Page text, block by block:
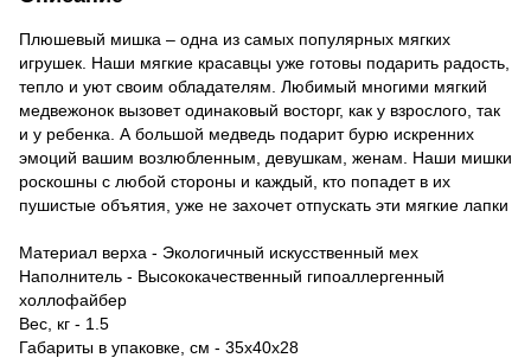
Плюшевый мишка – одна из самых популярных мягких
игрушек. Наши мягкие красавцы уже готовы подарить радость,
тепло и уют своим обладателям. Любимый многими мягкий
медвежонок вызовет одинаковый восторг, как у взрослого, так
и у ребенка. А большой медведь подарит бурю искренних
эмоций вашим возлюбленным, девушкам, женам. Наши мишки
роскошны с любой стороны и каждый, кто попадет в их
пушистые объятия, уже не захочет отпускать эти мягкие лапки
Материал верха - Экологичный искусственный мех
Наполнитель - Высококачественный гипоаллергенный
холлофайбер
Вес, кг - 1.5
Габариты в упаковке, см - 35х40х28